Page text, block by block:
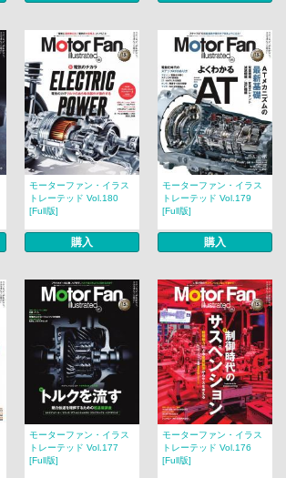
モーターファン・イラス
トレーテッド Vol.180
[Full版]
購入
モーターファン・イラス
トレーテッド Vol.179
[Full版]
購入
モーターファン・イラス
トレーテッド Vol.177
[Full版]
モーターファン・イラス
トレーテッド Vol.176
[Full版]